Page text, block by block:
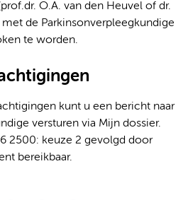
O.A. van den Heuvel of dr.
de Parkinsonverpleegkundige
te worden.
kunt u een bericht naar
versturen via Mijn dossier.
2500: keuze 2 gevolgd door
bereikbaar.